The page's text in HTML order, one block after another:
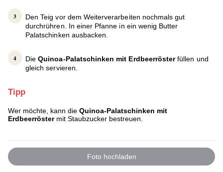
Den Teig vor dem Weiterverarbeiten nochmals gut
durchrühren. In einer Pfanne in ein wenig Butter
Palatschinken ausbacken.
DieQuinoa-Palatschinken mit Erdbeerrösterfüllen und
gleich servieren.
Tipp
Wer möchte, kann die Quinoa-Palatschinken mit
Erdbeerröstermit Staubzucker bestreuen.
Foto hochladen